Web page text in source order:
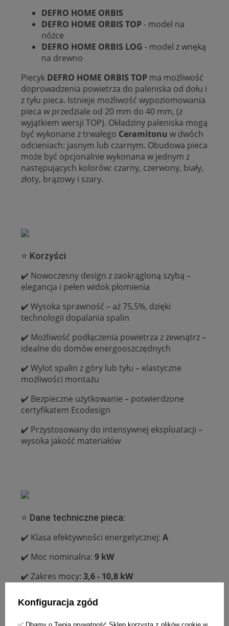
DEFRO HOME ORBIS
DEFRO HOME ORBIS TOP- model na
nóżce
DEFRO HOME ORBIS LOG - model z wnęką
na drewno
Piecyk DEFRO HOME ORBIS TOP ma możliwość
doprowadzenia powietrza do paleniska od dołu i
z tyłu pieca. Istnieje możliwość wypoziomowania
pieca w przedziale od 20 mm do 40 mm, (z
wyjątkiem wersji TOP). Okładziny paleniska mogą
być wykonane z trwałego Ceramitonu w dwóch
odcieniach: jasnym lub czarnym. Obudowa pieca
może być opcjonalnie wykonana w jednym z
następujących kolorów: czarny, czerwony, biały,
złoty, brązowy i szary.
⭐ Korzyści
✔️ Nowoczesny design z zaokrągloną szybą –
elegancja i pełen widok płomienia
✔️ Wysoka sprawność – aż 75,5%, dzięki
technologii dopalania spalin
✔️ Możliwość podłączenia powietrza z zewnątrz –
idealne do domów energooszczędnych
✔️ Wylot spalin z góry lub tyłu – elastyczne
możliwości montażu
✔️ Bezpieczne użytkowanie – potwierdzone
certyfikatem Ecodesign
✔️ Przystosowany do intensywnej eksploatacji –
wysoka jakość materiałów
⭐ Dane techniczne pieca:
✔️ Klasa efektywności energetycznej: A
✔️ Moc nominalna: 9 kW
✔️ Zakres mocy: 3,6 - 10,8 kW
75,5 %
Konfiguracja zgód